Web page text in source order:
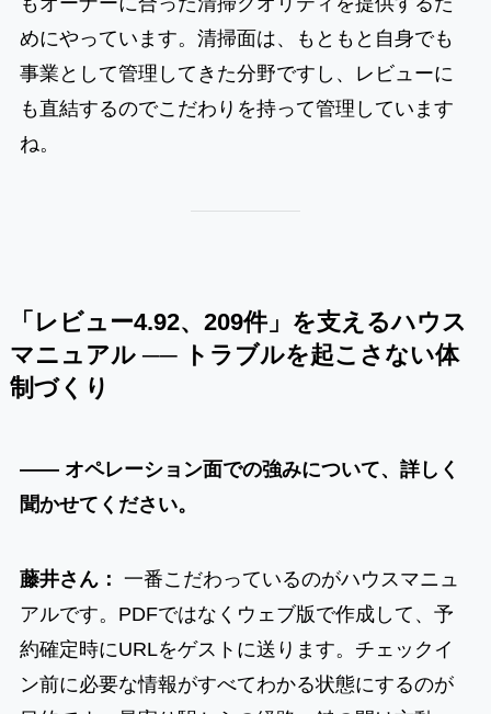
めにやっています。清掃面は、もともと自身でも
事業として管理してきた分野ですし、レビューに
も直結するのでこだわりを持って管理しています
ね。
「レビュー4.92、209件」を支えるハウス
マニュアル ── トラブルを起こさない体
制づくり
―― オペレーション面での強みについて、詳しく
聞かせてください。
藤井さん： 一番こだわっているのがハウスマニュ
アルです。PDFではなくウェブ版で作成して、予
約確定時にURLをゲストに送ります。チェックイ
ン前に必要な情報がすべてわかる状態にするのが